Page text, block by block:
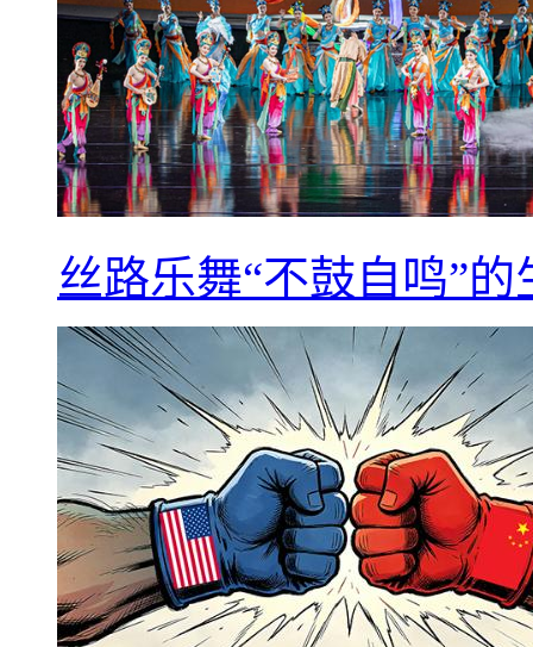
丝路乐舞“不鼓自鸣”